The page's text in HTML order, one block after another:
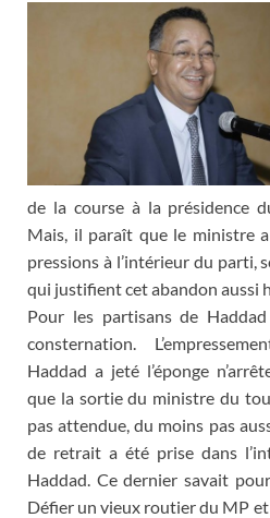
de la course à la présidence
Mais, il paraît que le ministre
pressions à l’intérieur du parti,
qui justifient cet abandon aussi
Pour les partisans de
consternation.
Haddad a jeté l’éponge
que la sortie du ministre du
pas attendue, du moins pas
de retrait a été prise dans
Haddad. Ce dernier savait
Défier un vieux routier du MP